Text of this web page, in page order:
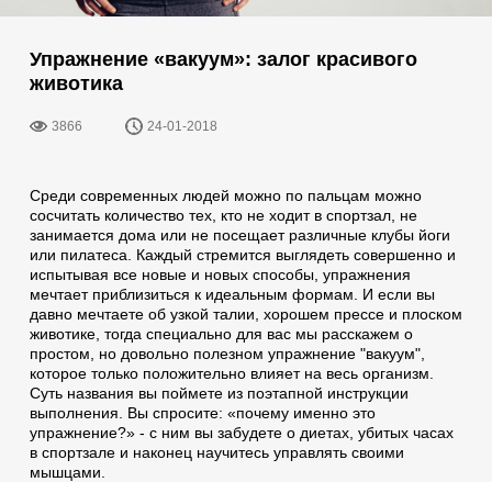
Упражнение «вакуум»: залог красивого
животика
3866 24-01-2018
Среди современных людей можно по пальцам можно
сосчитать количество тех, кто не ходит в спортзал, не
занимается дома или не посещает различные клубы йоги
или пилатеса. Каждый стремится выглядеть совершенно и
испытывая все новые и новых способы, упражнения
мечтает приблизиться к идеальным формам. И если вы
давно мечтаете об узкой талии, хорошем прессе и плоском
животике, тогда специально для вас мы расскажем о
простом, но довольно полезном упражнение "вакуум",
которое только положительно влияет на весь организм.
Суть названия вы поймете из поэтапной инструкции
выполнения. Вы спросите: «почему именно это
упражнение?» - с ним вы забудете о диетах, убитых часах
в спортзале и наконец научитесь управлять своими
мышцами.